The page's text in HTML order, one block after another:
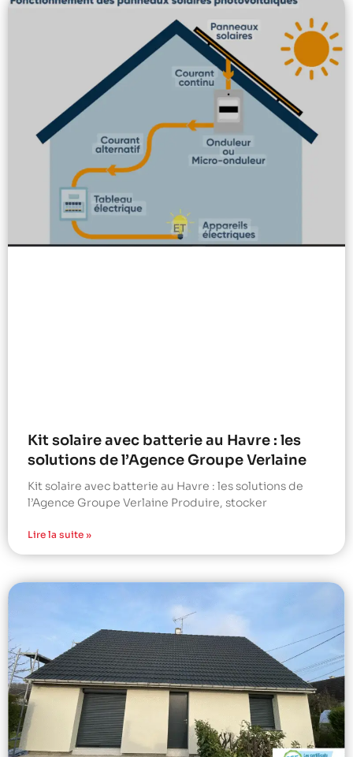
Kit solaire avec batterie au Havre : les
solutions de l’Agence Groupe Verlaine
Kit solaire avec batterie au Havre : les solutions de
l’Agence Groupe Verlaine Produire, stocker
Lire la suite »